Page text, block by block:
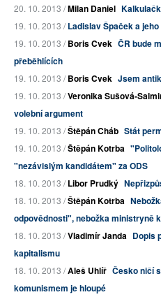
20. 10. 2013 /Milan Daniel
19. 10. 2013 /Ladislav Špaček a
19. 10. 2013 /Boris Cvek ČR bude
přeběhlících
19. 10. 2013 /Boris Cvek Jsem
19. 10. 2013 /Veronika Sušová-
volební argument
19. 10. 2013 /Štěpán Cháb Stát
19. 10. 2013 /Štěpán Kotrba
"nezávislým kandidátem" za ODS
18. 10. 2013 /Libor Prudký
18. 10. 2013 /Štěpán Kotrba
odpovědnosti", nebožka ministryně
18. 10. 2013 /Vladimír Janda Dopis
kapitalismu
18. 10. 2013 /Aleš Uhlíř Česko ničí
komunismem je hloupé